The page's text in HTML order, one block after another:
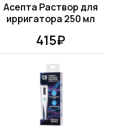
Асепта Раствор для
ирригатора 250 мл
415₽